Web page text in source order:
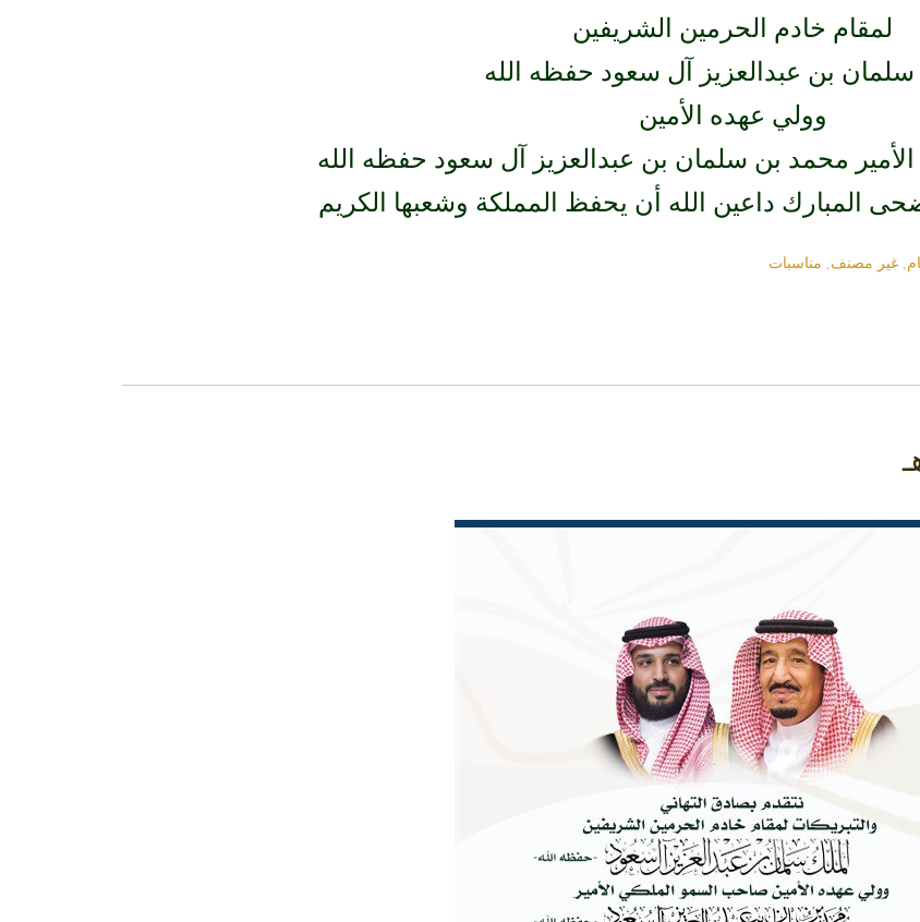
لمقام خادم الحرمين الشريفين
سلمان بن عبدالعزيز آل سعود حفظه الله
وولي عهده الأمين
محمد بن سلمان بن عبدالعزيز آل سعود حفظه الله
المبارك داعين الله أن يحفظ المملكة وشعبها الكريم
, غير مصنف, مناسبات